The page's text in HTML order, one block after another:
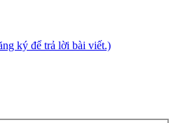
ký để trả lời bài viết.)